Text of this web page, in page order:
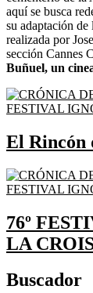
aquí se busca
su adaptación
realizada por
sección Cannes
Buñuel, un
El Rincón
76º
LA
Buscador